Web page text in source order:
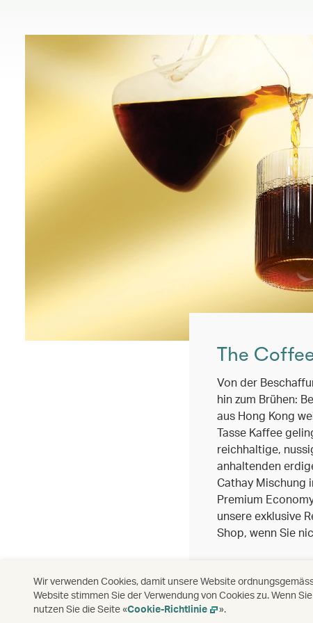
The
Von der
hin zum Brühen:
aus Hong Kong
Tasse Kaffee
reichhaltige,
anhaltenden
Cathay Mischung
Premium
unsere exklusive
Shop, wenn Sie
(open in a new
Wir verwenden Cookies, damit unsere Website
Website stimmen Sie der Verwendung von Cookies zu. Wenn
nutzen Sie die Seite «Cookie-Richtlinie ».